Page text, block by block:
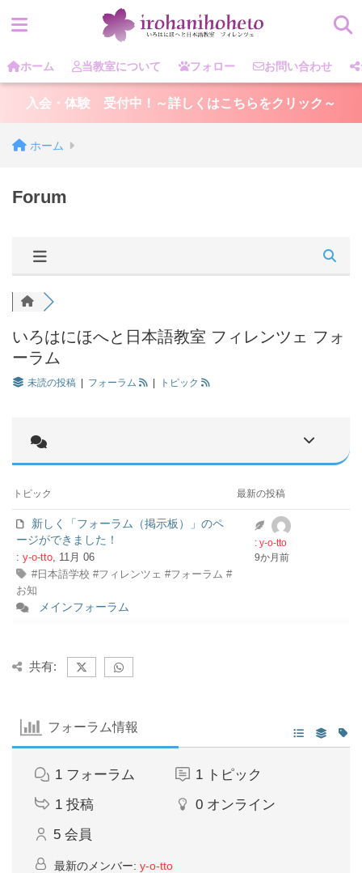
ホーム 当教室について フォロー お問い合わせ
入会・体験 受付中！～詳しくはこちらをクリック～
ホーム
Forum
いろはにほへと日本語教室 フィレンツェ フォ
ーラム
未読の投稿 | フォーラム | トピック
メインカテゴリー
トピック 最新の投稿
新しく「フォーラム（掲示板）」のペ
ージができました！
: y-o-tto , 11月 06
#日本語学校 #フィレンツェ #フォーラム #
お知
メインフォーラム
: y-o-tto
9か月前
共有:
フォーラム情報
1 フォーラム 1 トピック
1 投稿 0 オンライン
5 会員
最新のメンバー: y-o-tto